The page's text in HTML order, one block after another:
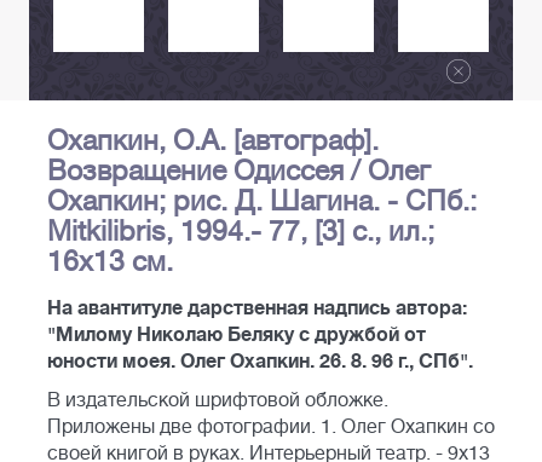
Охапкин, О.А. [автограф].
Возвращение Одиссея / Олег
Охапкин; рис. Д. Шагина. - СПб.:
Mitkilibris, 1994.- 77, [3] с., ил.;
16х13 см.
На авантитуле дарственная надпись автора:
"Милому Николаю Беляку с дружбой от
юности моея. Олег Охапкин. 26. 8. 96 г., СПб".
В издательской шрифтовой обложке.
Приложены две фотографии. 1. Олег Охапкин со
своей книгой в руках. Интерьерный театр. - 9х13